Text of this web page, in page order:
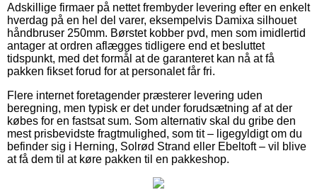
Adskillige firmaer på nettet frembyder levering efter en enkelt
hverdag på en hel del varer, eksempelvis Damixa silhouet
håndbruser 250mm. Børstet kobber pvd, men som imidlertid
antager at ordren aflægges tidligere end et besluttet
tidspunkt, med det formål at de garanteret kan nå at få
pakken fikset forud for at personalet får fri.
Flere internet foretagender præsterer levering uden
beregning, men typisk er det under forudsætning af at der
købes for en fastsat sum. Som alternativ skal du gribe den
mest prisbevidste fragtmulighed, som tit – ligegyldigt om du
befinder sig i Herning, Solrød Strand eller Ebeltoft – vil blive
at få dem til at køre pakken til en pakkeshop.